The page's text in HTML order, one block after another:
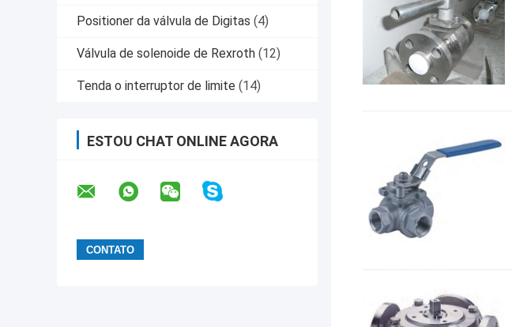
Positioner da válvula de Digitas (4)
Válvula de solenoide de Rexroth (12)
Tenda o interruptor de limite (14)
ESTOU CHAT ONLINE AGORA